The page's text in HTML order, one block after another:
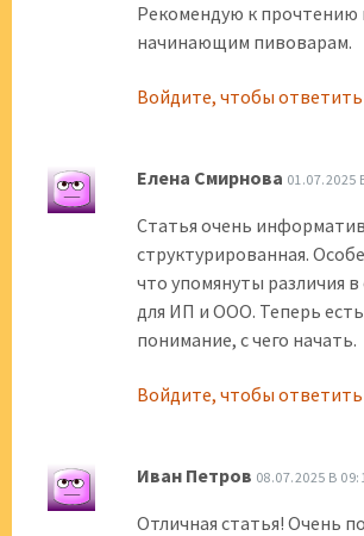
Рекомендую к прочтению
начинающим пивоварам.
Войдите, чтобы ответить
Елена Смирнова 01.07.2025
Статья очень
структурированная.
что упомянуты различия
для ИП и ООО. Теперь
понимание, с чего начать.
Войдите, чтобы ответить
Иван Петров 08.07.2025 В
Отличная статья! Очень